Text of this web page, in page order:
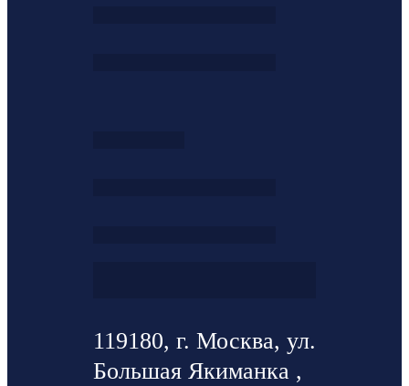
119180, г. Москва, ул.
Большая Якиманка ,